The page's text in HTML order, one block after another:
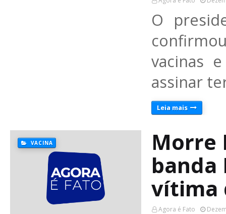
O
vacinas
assinar
Leia mais
VACINA
Morre
banda
vítima
Agora é Fato